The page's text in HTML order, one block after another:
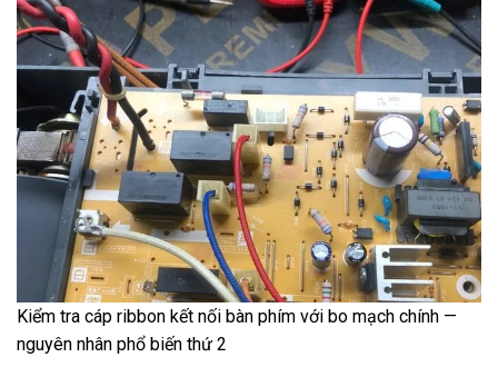
Kiểm tra cáp ribbon kết nối bàn phím với bo mạch chính —
nguyên nhân phổ biến thứ 2